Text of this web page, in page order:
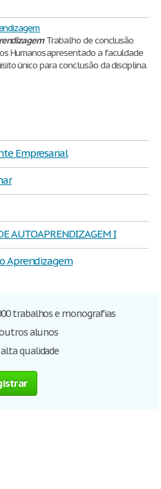
Trabalho de conclusão
Humanos apresentado a faculdade
único para conclusão da disciplina.
Empresarial
AUTOAPRENDIZAGEM I
Aprendizagem
trabalhos e monografias
outros alunos
qualidade